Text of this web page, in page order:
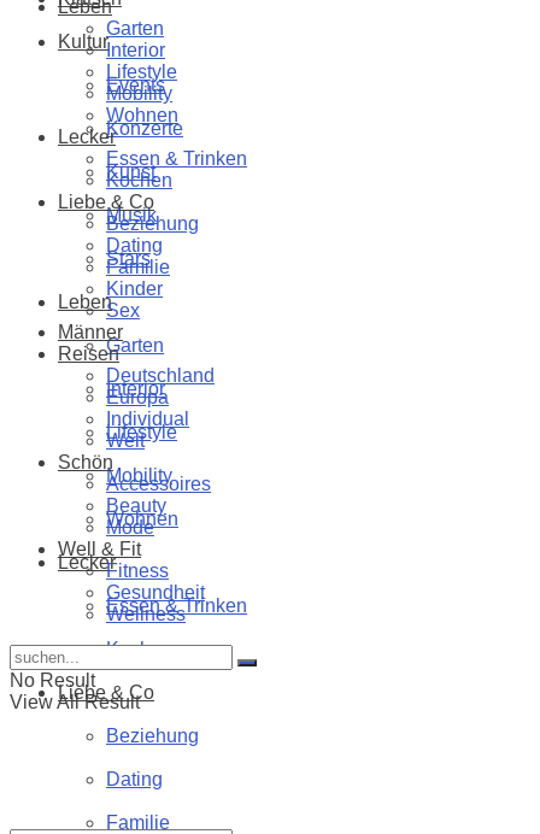
Kultur
Events
Konzerte
Kunst
Musik
Stars
Leben
Garten
Interior
Lifestyle
Mobility
Wohnen
Lecker
Essen & Trinken
Kochen
Liebe & Co
Beziehung
Dating
Familie
Leben
Garten
Interior
Lifestyle
Mobility
Wohnen
Lecker
Essen & Trinken
Kochen
Liebe & Co
Beziehung
Dating
Familie
Kinder
Sex
Männer
Reisen
Deutschland
Europa
Individual
Welt
Schön
Accessoires
Beauty
Mode
Well & Fit
Fitness
Gesundheit
Wellness
No Result
View All Result